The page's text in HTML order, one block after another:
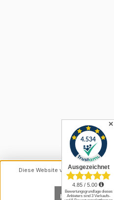
✕
Diese Website verwendet
können.
Konfigurieren